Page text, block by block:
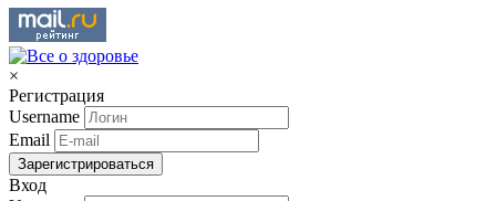
×
Регистрация
Username
Email
Зарегистрироваться
Вход